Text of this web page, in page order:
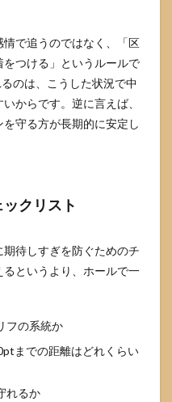
で追うのではなく、「区
つける」というルールで
のは、こうした状況で中
からです。逆に言えば、
守る方が長期的に安定し
クリスト
待しすぎを防ぐためのチ
というより、ホールで一
フの系統か
までの距離はどれくらい
れるか